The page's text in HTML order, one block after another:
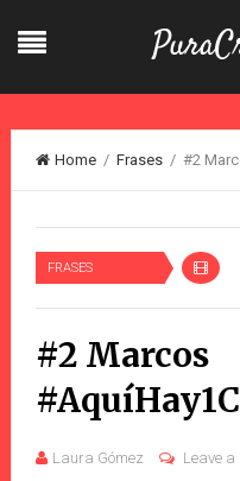
Home/ Frases/ #2
FRASES
#2 Marcos
Laura Gómez Leave a